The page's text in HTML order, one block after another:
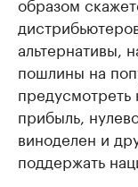
альтернативы,
пошлины на
предусмотреть
прибыль,
виноделен и
поддержать